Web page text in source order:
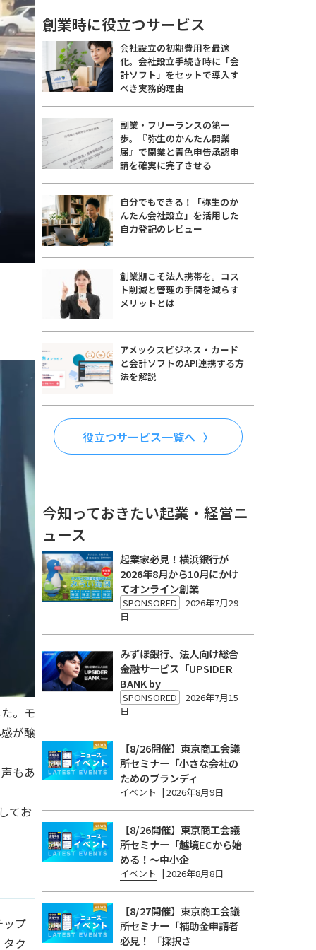
。モ
が醸
もあ
てお
ップ
ク
創業時に役立つサービス
会社設立の初期費用を最適
化。会社設立手続き時に「会
計ソフト」をセットで導入す
べき実務的理由
副業・フリーランスの第一
歩。『弥生のかんたん開業
届』で開業と青色申告承認申
請を確実に完了させる
自分でもできる！「弥生のか
んたん会社設立」を活用した
自力登記のレビュー
創業期こそ法人携帯を。コス
ト削減と管理の手間を減らす
メリットとは
アメックスビジネス・カード
と会計ソフトのAPI連携する方
法を解説
役立つサービス一覧へ
今知っておきたい起業・経営ニ
ュース
起業家必見！横浜銀行が
2026年8月から10月にかけ
てオンライン創業
SPONSORED
2026年7月29
日
みずほ銀行、法人向け総合
金融サービス「UPSIDER
BANK by
SPONSORED
2026年7月15
日
【8/26開催】東京商工会議
所セミナー「小さな会社の
ためのブランディ
イベント | 2026年8月9日
【8/26開催】東京商工会議
所セミナー「越境ECから始
める！〜中小企
イベント | 2026年8月8日
【8/27開催】東京商工会議
所セミナー「補助金申請者
必見！ 「採択さ